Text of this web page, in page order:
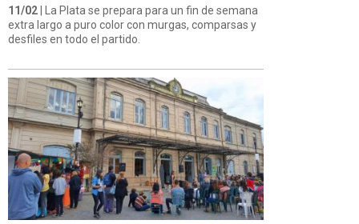
11/02| La Plata se prepara para un fin de semana
extra largo a puro color con murgas, comparsas y
desfiles en todo el partido.